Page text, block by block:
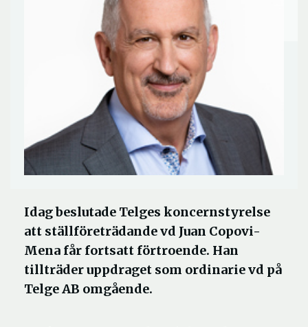
Idag beslutade Telges koncernstyrelse
att ställföreträdande vd Juan Copovi-
Mena får fortsatt förtroende. Han
tillträder uppdraget som ordinarie vd på
Telge AB omgående.